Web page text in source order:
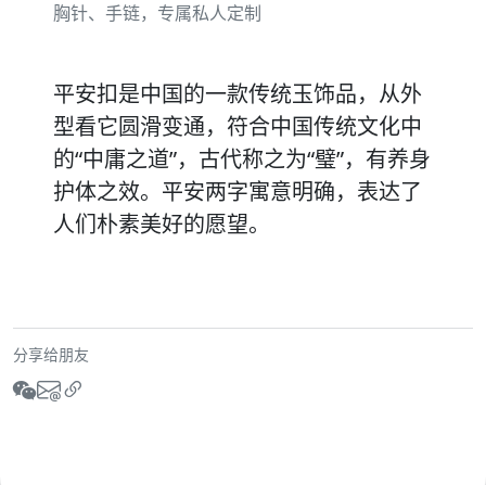
胸针、手链，专属私人定制
平安扣是中国的一款传统玉饰品，从外
型看它圆滑变通，符合中国传统文化中
的“中庸之道”，古代称之为“璧”，有养身
护体之效。平安两字寓意明确，表达了
人们朴素美好的愿望。
分享给朋友